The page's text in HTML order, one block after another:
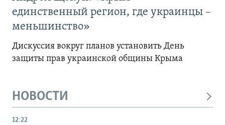
единственный регион, где украинцы –
меньшинство»
Дискуссия вокруг планов установить День
защиты прав украинской общины Крыма
НОВОСТИ
12:22